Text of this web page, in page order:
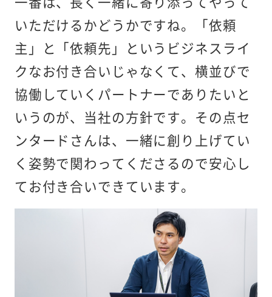
いただけるかどうかですね。「依頼
主」と「依頼先」というビジネスライ
クなお付き合いじゃなくて、横並びで
協働していくパートナーでありたいと
いうのが、当社の方針です。その点セ
ンタードさんは、一緒に創り上げてい
く姿勢で関わってくださるので安心し
てお付き合いできています。